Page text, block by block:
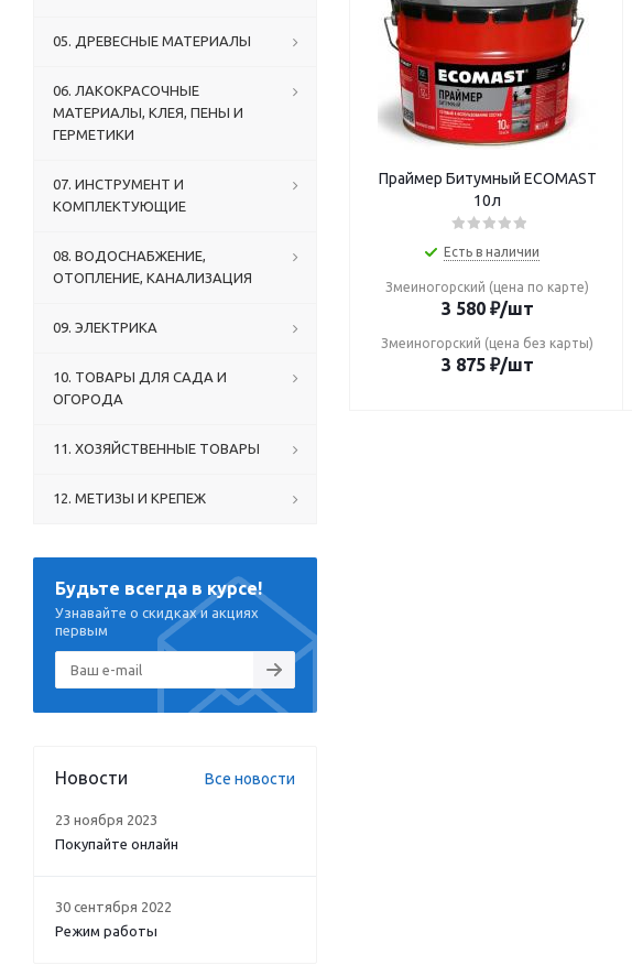
Праймер Битумный ECOMAST
10л
Есть в наличии
Змеиногорский (цена по карте)
3 580₽/шт
Змеиногорский (цена без карты)
3 875₽/шт
05. ДРЕВЕСНЫЕ МАТЕРИАЛЫ
06. ЛАКОКРАСОЧНЫЕ
МАТЕРИАЛЫ, КЛЕЯ, ПЕНЫ И
ГЕРМЕТИКИ
07. ИНСТРУМЕНТ И
КОМПЛЕКТУЮЩИЕ
08. ВОДОСНАБЖЕНИЕ,
ОТОПЛЕНИЕ, КАНАЛИЗАЦИЯ
09. ЭЛЕКТРИКА
10. ТОВАРЫ ДЛЯ САДА И
ОГОРОДА
11. ХОЗЯЙСТВЕННЫЕ ТОВАРЫ
12. МЕТИЗЫ И КРЕПЕЖ
Будьте всегда в курсе!
Узнавайте о скидках и акциях
первым
Новости Все новости
23 ноября 2023
Покупайте онлайн
30 сентября 2022
Режим работы